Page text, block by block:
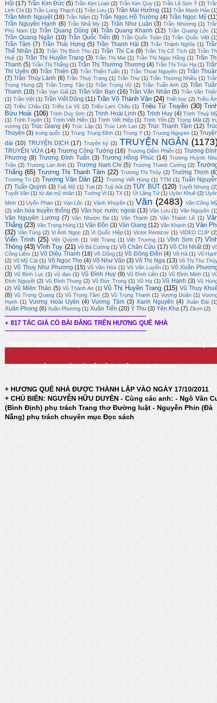
Hội (17) Trần Kim Đức (5) Trần Kim Loan (2) Trần Kim Quy (1) Trần Lê Sơn Ý (2)
Linh Chi (1) Trần Long Thạch (1) Trần Lưu (1) Trần Mai Hường (11) Trần Mạnh Hảo
Trần Minh Nguyệt (16) Trần Năm (1) Trần Ngọc Hồ Trường (4) Trần Ngọc Mỹ
Trần Nguyên Hạnh (6) Trần Nhã My (2) Trần Như Luận (3) Trần Nhương (1)
Phù Nam (1) Trần Quang Dũng (4) Trần Quang Khanh (12) Trần Quang Lộc
Trần Quang Ngân (10) Trần Quốc Tiến (8) Trần Quốc Toàn (1) Trần Quốc Việt
Trần Tâm (7) Trần Thái Hưng (5) Trần Thanh Hải (3) Trần Thành Nghĩa (1)
Thế Nhân (13) Trần Thị Bích Thu (1) Trần Thi Ca (9) Trần Thị Cổ Tích (2) Trần
Huệ (1) Trần Thị Huyền Trang (3) Trần Thị Mai (1) Trần Thị Ngọc Hồng (1) Trần
Thanh (5) Trần Thị Thắng (1) Trần Thị Thương Thương (4) Trần Thị Trúc Hạ (1)
Thị Uyên (8) Trần Thiện (3) Trần Thiện Tuấn (1) Trần Thoại Nguyên (2) Trần
(7) Trần Thúy Lành (6) Trần Thuỳ Trang (1) Trần Thư (1) Trần Thương Nhiều (1)
Trọng Hưng (2) Trần Trọng Tân (1) Trần Trọng Vũ (2) Trần Tuấn Anh (2) Trần
Thanh (10) Trần Vạn Giã (2) Trần Văn Bạn (16) Trần Văn Nhân (5) Trần Văn
(1) Trần Việt (1) Trần Viết Dũng (11) Trần Võ Thành Văn (24) Triết học (2) Triều
(2) Triều Châu (1) Triều La Vỹ (2) Triệu Lam Châu (1) Triệu Từ Truyền (30)
Bửu Hoài (106) Trịnh Duy Sơn (2) Trịnh Hoài Linh (5) Trịnh Huy (4) Trịnh Thuỳ
(1) Trịnh Tuyên (1) Trịnh Viết Hiền (1) Trịnh Viết Hiệp (1) Trịnh Yến (2) Trọng Mật (2)
vương (1) Trúc Giang (4) Trúc Lập (1) Trúc Linh Lan (2) Trúc Thanh Tâm (12)
Thuyên (3) trung quốc (1) Trung Trung Đỉnh (1) Trung Y (1) Truong Nguyen (1)
dài (10) TRUYỆN DỊCH (17) Truyện ký (2) TRUYỆN NGẮN
TRUYỆN VỪA (14) Trương Công Tưởng (16) Trương Diễm Phiến (1) Trương
Phượng (8) Trương Đình Tuấn (3) Trương Hồng Phúc (14) Trương Huỳnh
Trân (2) Trương Lan Anh (1) Trương Nam Chi (5) Trương Thanh Cường (2)
Thắng (65) Trương Thị Thanh Tâm (22) Trương Thị Thúy (2) Trường Thịnh
Trương Tri (2) Trương Văn Dân (21) Trương Viết Hùng (1) TTM (1) Tuấn
(7) Tuấn Quỳnh (3) Tuệ Mỹ (1) Tuti (2) Tuỳ bút (2) TÙY BÚT (120) Tuyết Nhung
Tuyết Vân (1) tứ đại mỹ nhân (1) Tường Vi (1) TX (1) Út Lãng Tử (1) Uyên Khuê (2)
Minh (1) Uyển Phan (1) Vạn Lộc (1) Vành Khuyên (1) Văn (2483) Văn Công
(2) văn hóa truyền thống (5) Văn học nước ngoài (13) Văn Lưu (1) Văn Nguyên
Văn Nguyên Lương (7) Văn Nhược Ba (1) Văn Thạnh (2) Văn Thành Lê (1)
Thắng (23) Văn Trọng Hùng (1) Vân Đồn (3) Vân Giang (12) Vân Khanh (2) Vân
(32) Vân Tùng (2) Vi Ánh Ngọc (2) Vi Quốc Hiệp (1) Victor Remizov (1) VIDEO CLIP
Viễn Trình (25) Việt Quỳnh (1) Việt Trang (1) Việt Trương (1) Vĩnh Sơn (7)
Thông (43) Vĩnh Tuy (21) Võ Bá Cường (1) Võ Chân Cửu (17) Võ Chí Nhất (3)
Công Liêm (1) Võ Diệu Thanh (18) Võ Dõng (1) Võ Đông Điền (4) Võ Hà (1) Võ
(2) Võ Mỹ Cát (1) Võ Ngọc Thọ (4) Võ Như Văn (3) Võ Thị Nga (13) Võ Thị Thu
(1) Võ Thuỵ Như Phương (15) Võ Văn Hoa (1) Võ Văn Luyến (1) Võ Xuân
(3) Vũ Bình Lục (1) vũ đạo (1) Vũ Đình Huy (9) Vũ Đình Liên (1) Vũ Đình Minh (1)
Đình Nguyệt (2) Vũ Đình Thung (2) Vũ Đức Trọng (1) Vũ Hạ (1) Vũ Hạnh (3) Vũ
(2) Vũ Miên Thảo (5) Vũ Thành An (1) Vũ Thị Huyền Trang (115) Vũ Thụy
(8) Vũ Trọng Quang (1) Vũ Trọng Tâm (2) Vũ Trọng Thanh (1) Vương Doãn (1)
Hạnh (1) Vương Hoài Uyên (4) Vương Tâm (3) Xanh Nguyên (4) Xuân Đài
Xuân Phong (6) Xuân Phương (1) Xuân Tiến (20) Ý Thu (3) Yên Kha (7) Ziken (2)
-------------------------------------------------------------------------
+ 817 TÁC GIẢ CÓ BÀI ĐĂNG TRÊN HƯƠNG QUÊ NHÀ
-------------------------------------------------------------------------
TRỞ VỀ TRANG CHỦ Email: huongquenha2023@gmail.com
Trang Web này chạy tốt nhất trên trình duyệt Google Chrome
+ HƯƠNG QUÊ NHÀ ĐƯỢC THÀNH LẬP VÀO NGÀY 17/10/2011
+ CHỦ BIÊN: NGUYỄN HỮU DUYÊN - Cùng các anh: - Ngô Văn
(Bình Định) phụ trách Trang thơ Đường luật - Nguyễn Phin (Đà
Nẵng) phụ trách chuyên mục Đọc sách